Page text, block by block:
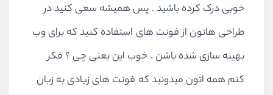
خوبی درک کرده باشید . پس همیشه سعی کنید در
طراحی هاتون از فونت های استفاده کنید که برای وب
بهینه سازی شده باشن . خوب این یعنی چی ؟ فکر
کنم همه اتون میدونید که فونت های زیادی به زبان